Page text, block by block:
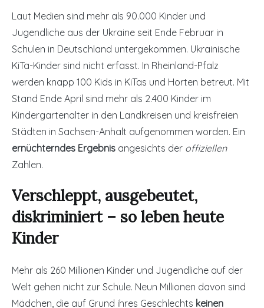
Laut Medien sind mehr als 90.000 Kinder und
Jugendliche aus der Ukraine seit Ende Februar in
Schulen in Deutschland untergekommen. Ukrainische
KiTa-Kinder sind nicht erfasst. In Rheinland-Pfalz
werden knapp 100 Kids in KiTas und Horten betreut. Mit
Stand Ende April sind mehr als 2.400 Kinder im
Kindergartenalter in den Landkreisen und kreisfreien
Städten in Sachsen-Anhalt aufgenommen worden. Ein
ernüchterndes Ergebnis angesichts der offiziellen
Zahlen.
Verschleppt, ausgebeutet,
diskriminiert – so leben heute
Kinder
Mehr als 260 Millionen Kinder und Jugendliche auf der
Welt gehen nicht zur Schule. Neun Millionen davon sind
Mädchen, die auf Grund ihres Geschlechts keinen